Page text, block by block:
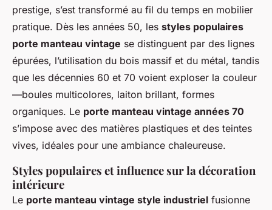
prestige, s’est transformé au fil du temps en mobilier
pratique. Dès les années 50, les styles populaires
porte manteau vintage se distinguent par des lignes
épurées, l’utilisation du bois massif et du métal, tandis
que les décennies 60 et 70 voient exploser la couleur
—boules multicolores, laiton brillant, formes
organiques. Le porte manteau vintage années 70
s’impose avec des matières plastiques et des teintes
vives, idéales pour une ambiance chaleureuse.
Styles populaires et influence sur la décoration
intérieure
Le porte manteau vintage style industriel fusionne